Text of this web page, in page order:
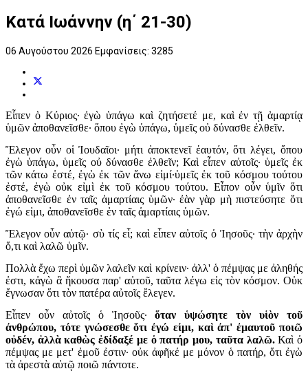
Κατά Ιωάννην (η΄ 21-30)
06 Αυγούστου 2026 Εμφανίσεις: 3285
Εἶπεν ὁ Κύριος· ἐγὼ ὑπάγω καὶ ζητήσετέ με, καὶ ἐν τῇ ἁμαρτίᾳ
ὑμῶν ἀποθανεῖσθε· ὅπου ἐγὼ ὑπάγω, ὑμεῖς οὐ δύνασθε ἐλθεῖν.
Ἔλεγον οὖν οἱ Ἰουδαῖοι· μήτι ἀποκτενεῖ ἑαυτόν, ὅτι λέγει, ὅπου
ἐγὼ ὑπάγω, ὑμεῖς οὐ δύνασθε ἐλθεῖν; Καὶ εἶπεν αὐτοῖς· ὑμεῖς ἐκ
τῶν κάτω ἐστέ, ἐγὼ ἐκ τῶν ἄνω εἰμί·ὑμεῖς ἐκ τοῦ κόσμου τούτου
ἐστέ, ἐγὼ οὐκ εἰμὶ ἐκ τοῦ κόσμου τούτου. Εἶπον οὖν ὑμῖν ὅτι
ἀποθανεῖσθε ἐν ταῖς ἁμαρτίαις ὑμῶν· ἐὰν γὰρ μὴ πιστεύσητε ὅτι
ἐγώ εἰμι, ἀποθανεῖσθε ἐν ταῖς ἁμαρτίαις ὑμῶν.
Ἔλεγον οὖν αὐτῷ· σὺ τίς εἶ; καὶ εἶπεν αὐτοῖς ὁ Ἰησοῦς· τὴν ἀρχὴν
ὅ,τι καὶ λαλῶ ὑμῖν.
Πολλὰ ἔχω περὶ ὑμῶν λαλεῖν καὶ κρίνειν· ἀλλ' ὁ πέμψας με ἀληθής
ἐστι, κἀγὼ ἃ ἤκουσα παρ' αὐτοῦ, ταῦτα λέγω εἰς τὸν κόσμον. Οὐκ
ἔγνωσαν ὅτι τὸν πατέρα αὐτοῖς ἔλεγεν.
Εἶπεν οὖν αὐτοῖς ὁ Ἰησοῦς·ὅταν ὑψώσητε τὸν υἱὸν τοῦ
ἀνθρώπου, τότε γνώσεσθε ὅτι ἐγώ εἰμι, καὶ ἀπ' ἐμαυτοῦ ποιῶ
οὐδέν, ἀλλὰ καθὼς ἐδίδαξέ με ὁ πατήρ μου, ταῦτα λαλῶ.Καὶ ὁ
πέμψας με μετ' ἐμοῦ ἐστιν· οὐκ ἀφῆκέ με μόνον ὁ πατήρ, ὅτι ἐγὼ
τὰ ἀρεστὰ αὐτῷ ποιῶ πάντοτε.